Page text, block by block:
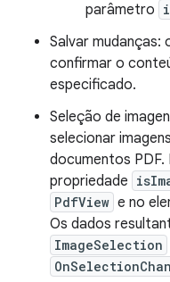
parâmetro
Salvar mudanças:
confirmar o
especificado.
Seleção de
selecionar
documentos
propriedade
PdfView e no
Os dados
ImageSelection